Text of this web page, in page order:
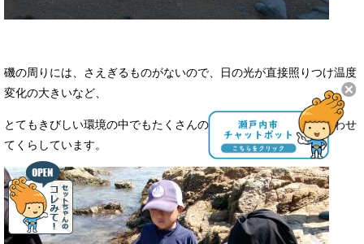
磯の周りには、さえぎるものがないので、日の光が直接照りつけ温度
変化の大きいなど、
とてもきびしい環境の中でもたくさんの生きものたちが環境に合わせ
てくらしています。